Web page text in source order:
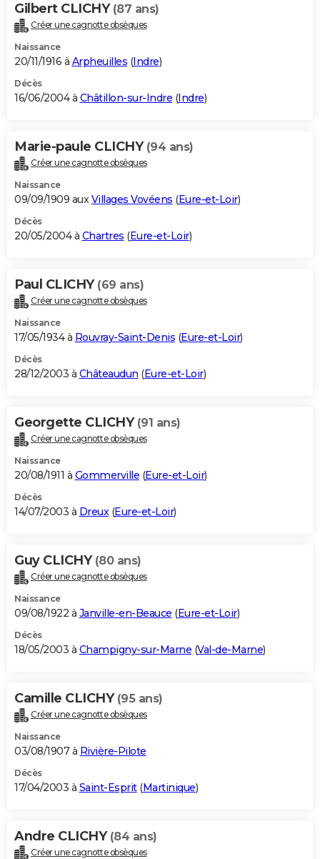
Gilbert CLICHY (87 ans)
Créer une cagnotte obsèques
Naissance
20/11/1916 à Arpheuilles (Indre)
Décès
16/06/2004 à Châtillon-sur-Indre (Indre)
Marie-paule CLICHY (94 ans)
Créer une cagnotte obsèques
Naissance
09/09/1909 auxVillages Vovéens (Eure-et-Loir)
Décès
20/05/2004 à Chartres (Eure-et-Loir)
Paul CLICHY (69 ans)
Créer une cagnotte obsèques
Naissance
17/05/1934 à Rouvray-Saint-Denis (Eure-et-Loir)
Décès
28/12/2003 à Châteaudun (Eure-et-Loir)
Georgette CLICHY (91 ans)
Créer une cagnotte obsèques
Naissance
20/08/1911 à Gommerville (Eure-et-Loir)
Décès
14/07/2003 à Dreux(Eure-et-Loir)
Guy CLICHY (80 ans)
Créer une cagnotte obsèques
Naissance
09/08/1922 à Janville-en-Beauce (Eure-et-Loir)
Décès
18/05/2003 à Champigny-sur-Marne (Val-de-Marne)
Camille CLICHY (95 ans)
Créer une cagnotte obsèques
Naissance
03/08/1907 à Rivière-Pilote
Décès
17/04/2003 à Saint-Esprit(Martinique)
Andre CLICHY (84 ans)
Créer une cagnotte obsèques